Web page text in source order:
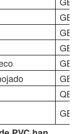
GB
GB